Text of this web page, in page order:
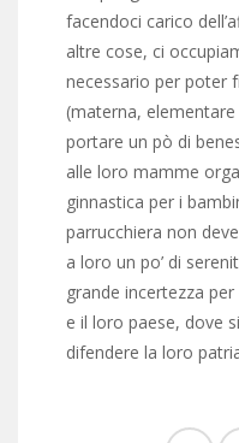
facendoci carico
altre cose, ci
necessario per poter
(materna,
portare un pò di
alle loro mamme
ginnastica per i
parrucchiera non
a loro un po’ di
grande incertezza
e il loro paese, dove
difendere la loro